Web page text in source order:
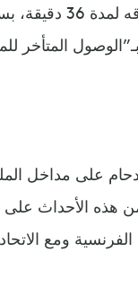
الدقيقة 59 الهدف الوحيد
على مداخل
هذه الأحداث على